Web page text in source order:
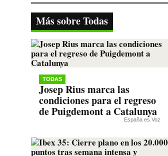
okr A
pp
a
m nk
Más sobre Todas
TODAS
Josep Rius marca las
condiciones para el regreso
de Puigdemont a Catalunya
España es Voz